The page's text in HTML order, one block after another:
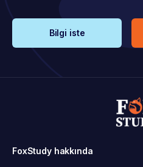
Bilgi iste
FoxStudy hakkında